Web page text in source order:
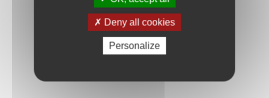
Deny all cookies
Personalize